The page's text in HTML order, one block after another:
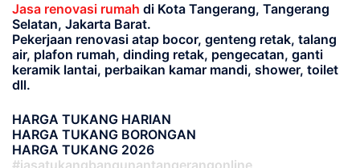
Jasa renovasi rumah di Kota Tangerang, Tangerang
Selatan, Jakarta Barat.
Pekerjaan renovasi atap bocor, genteng retak, talang
air, plafon rumah, dinding retak, pengecatan, ganti
keramik lantai, perbaikan kamar mandi, shower, toilet
dll.
HARGA TUKANG HARIAN
HARGA TUKANG BORONGAN
HARGA TUKANG 2026
#jasatukangbangunantangerangonline